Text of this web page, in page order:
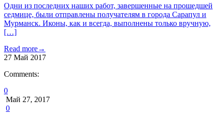
Одни из последних наших работ, завершенные на прошедшей
седмице, были отправлены получателям в города Сарапул и
Мурманск. Иконы, как и всегда, выполнены только вручную,
[…]
Read more→
27 Май 2017
Comments:
0
Май 27, 2017
0